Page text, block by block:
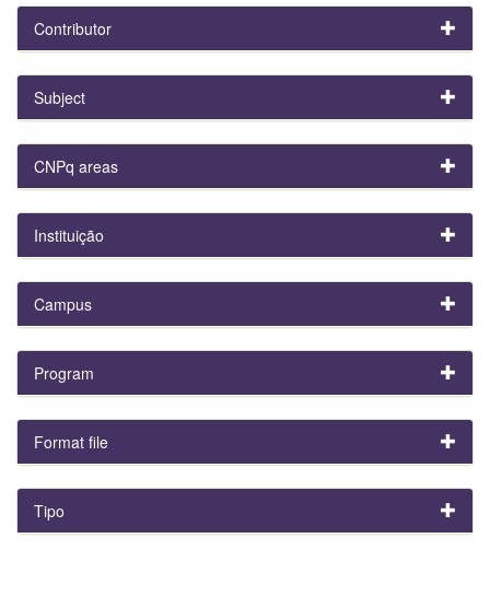
Contributor
Subject
CNPq areas
Instituição
Campus
Program
Format file
Tipo